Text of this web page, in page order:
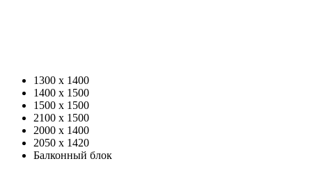
1300 x 1400
1400 x 1500
1500 x 1500
2100 x 1500
2000 x 1400
2050 x 1420
Балконный блок